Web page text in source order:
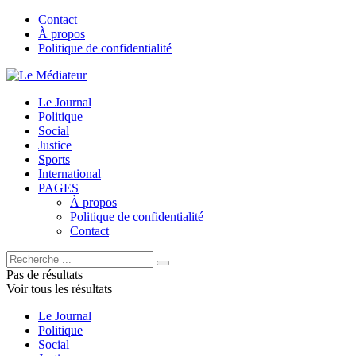
Contact
À propos
Politique de confidentialité
Le Journal
Politique
Social
Justice
Sports
International
PAGES
À propos
Politique de confidentialité
Contact
Pas de résultats
Voir tous les résultats
Le Journal
Politique
Social